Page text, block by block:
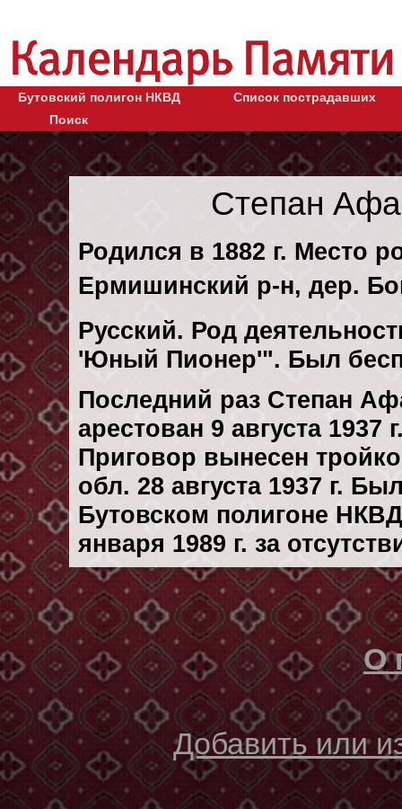
Бутовский полигон НКВД
Список пострадавших
Поиск
Степан
Родился в 1882 г. Место
Ермишинский р-н, дер.
Русский. Род
'Юный Пионер'". Был
Последний раз Степан
арестован 9 августа 1937
Приговор вынесен
обл. 28 августа 1937 г.
Бутовском полигоне
января 1989 г. за
О
Добавить или